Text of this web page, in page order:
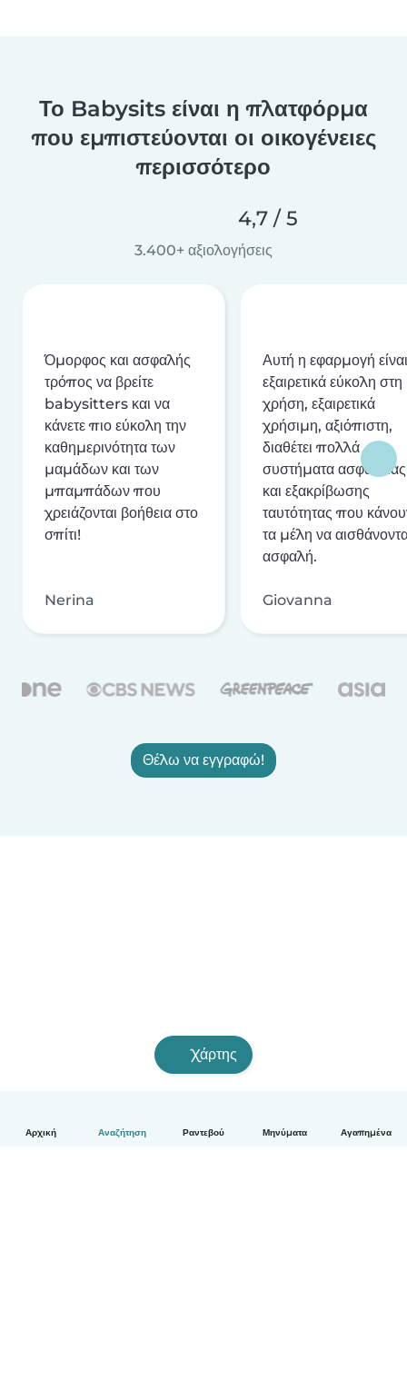
Αρχική Αναζήτηση Ραντεβού Μηνύματα Αγαπημένα
Το Babysits είναι η πλατφόρμα
που εμπιστεύονται οι οικογένειες
περισσότερο
4,7 / 5
3.400+ αξιολογήσεις
Όμορφος και ασφαλής
τρόπος να βρείτε
babysitters και να
κάνετε πιο εύκολη την
καθημερινότητα των
μαμάδων και των
μπαμπάδων που
χρειάζονται βοήθεια στο
σπίτι!
Nerina
Αυτή η εφαρμογή είναι
εξαιρετικά εύκολη στη
χρήση, εξαιρετικά
χρήσιμη, αξιόπιστη,
διαθέτει πολλά
συστήματα ασφαλείας
και εξακρίβωσης
ταυτότητας που
τα μέλη να
ασφαλή.
Giovanna
Θέλω να εγγραφώ!
Χάρτης